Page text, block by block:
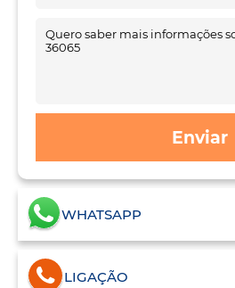
Enviar
WHATSAPP
LIGAÇÃO